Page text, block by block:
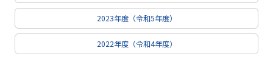
2023年度（令和5年度）
2022年度（令和4年度）